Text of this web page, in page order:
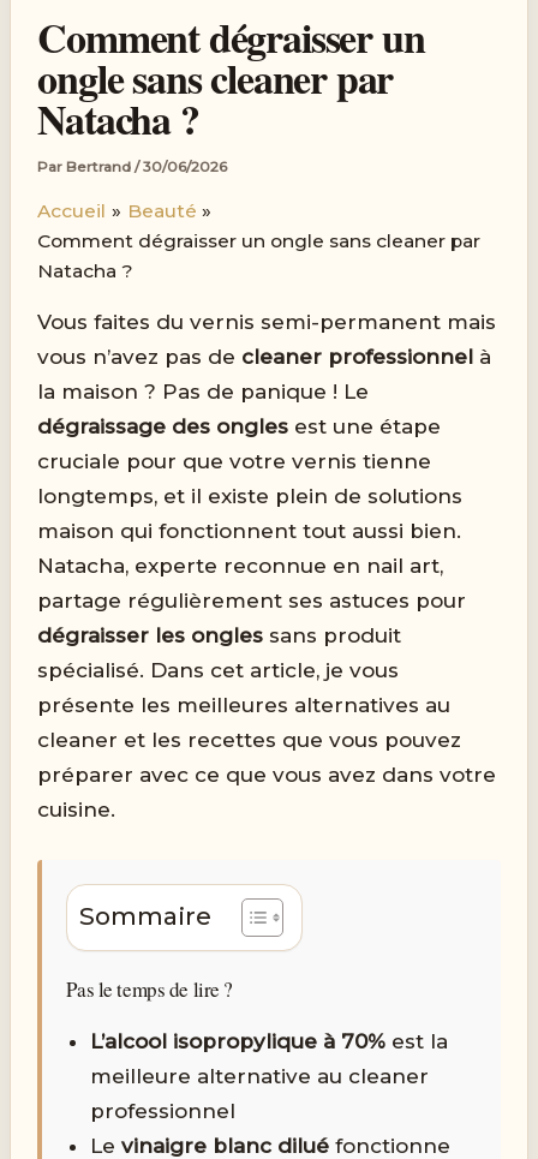
Comment dégraisser un
ongle sans cleaner par
Natacha ?
Par Bertrand/30/06/2026
Accueil
Beauté
Comment dégraisser un ongle sans cleaner par
Natacha ?
Vous faites du vernis semi-permanent mais
vous n’avez pas de cleaner professionnel à
la maison ? Pas de panique ! Le
dégraissage des ongles est une étape
cruciale pour que votre vernis tienne
longtemps, et il existe plein de solutions
maison qui fonctionnent tout aussi bien.
Natacha, experte reconnue en nail art,
partage régulièrement ses astuces pour
dégraisser les ongles sans produit
spécialisé. Dans cet article, je vous
présente les meilleures alternatives au
cleaner et les recettes que vous pouvez
préparer avec ce que vous avez dans votre
cuisine.
Sommaire
Pas le temps de lire ?
L’alcool isopropylique à 70% est la
meilleure alternative au cleaner
professionnel
Levinaigre blanc dilué fonctionne